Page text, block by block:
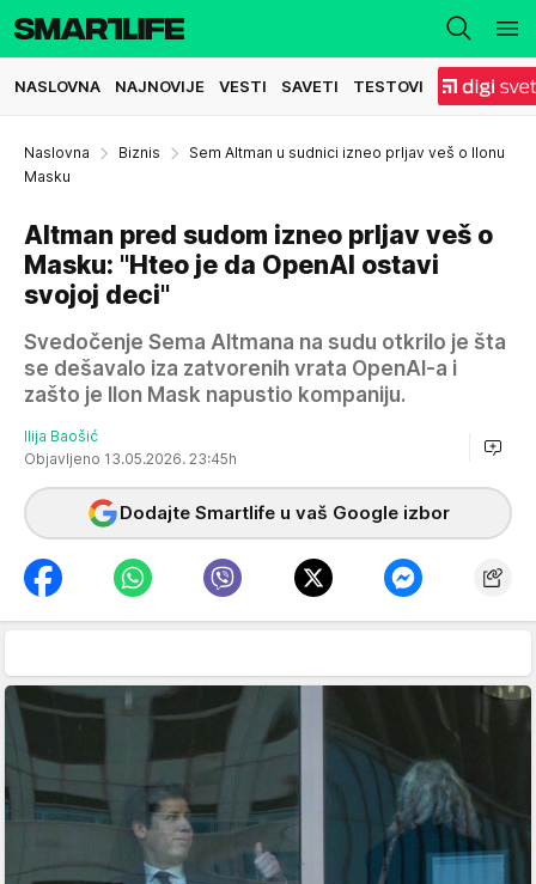
NASLOVNA NAJNOVIJE VESTI SAVETI TESTOVI
Naslovna Biznis
Sem Altman u sudnici izneo prljav veš o Ilonu
Masku
Altman pred sudom izneo prljav veš o
Masku: "Hteo je da OpenAI ostavi
svojoj deci"
Svedočenje Sema Altmana na sudu otkrilo je šta
se dešavalo iza zatvorenih vrata OpenAI-a i
zašto je Ilon Mask napustio kompaniju.
Ilija Baošić
Objavljeno 13.05.2026. 23:45h
Dodajte Smartlife u vaš Google izbor